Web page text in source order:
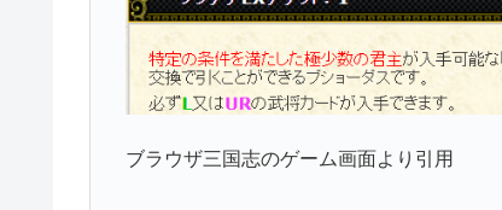
ブラウザ三国志のゲーム画面より引用